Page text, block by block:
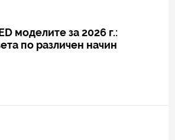
моделите за 2026 г.:
по различен начин